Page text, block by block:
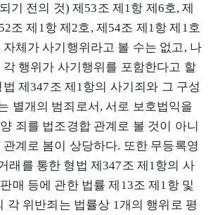
기 전의 것) 제53조 제1항 제6호, 제
조 제1항 제2호, 제54조 제1항 제1호
체가 사기행위라고 볼 수는 없고, 나
각 행위가 사기행위를 포함한다고 할
제347조 제1항의 사기죄와 그 구성
별개의 범죄로서, 서로 보호법익을
죄를 법조경합 관계로 볼 것이 아니
계로 봄이 상당하다. 또한 무등록영
래를 통한 형법 제347조 제1항의 사
매 등에 관한 법률 제13조 제1항 및
각 위반죄는 법률상 1개의 행위로 평